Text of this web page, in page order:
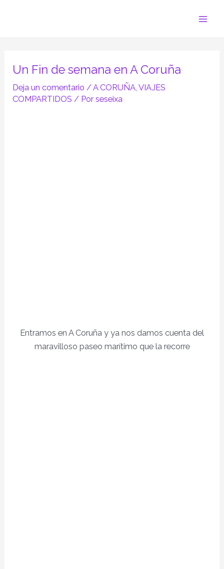
Un Fin de semana en A Coruña
Deja un comentario /A CORUÑA,VIAJES
COMPARTIDOS / Porseseixa
Entramos en A Coruña y ya nos damos cuenta del
maravilloso paseo marítimo que la recorre